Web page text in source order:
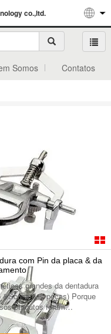
co.,ltd.
Somos Contatos
com Pin da placa & da
grandes da dentadura
&Screw das peças) Porque
produtos foram
de 35 países, e nosso
fábrica de produção tem a ...